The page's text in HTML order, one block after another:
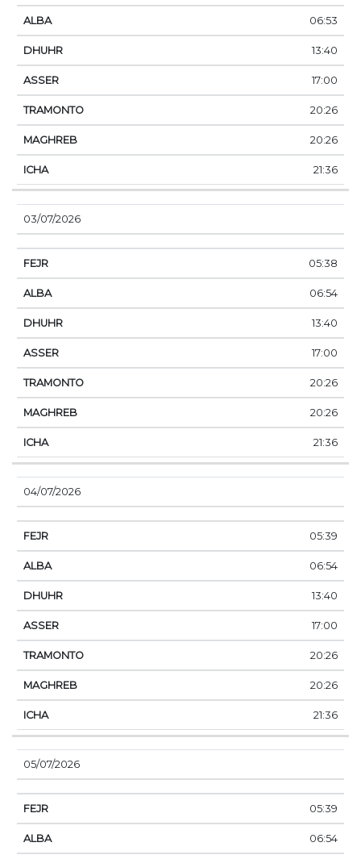
06:53
13:40
17:00
20:26
20:26
21:36
03/07/2026
05:38
06:54
13:40
17:00
20:26
20:26
21:36
04/07/2026
05:39
06:54
13:40
17:00
20:26
20:26
21:36
05/07/2026
05:39
06:54